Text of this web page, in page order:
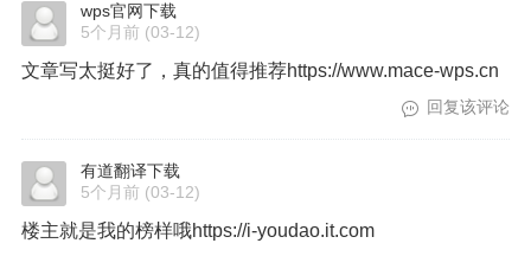
wps官网下载
5个月前 (03-12)
文章写太挺好了，真的值得推荐https://www.mace-wps.cn
回复该评论
有道翻译下载
5个月前 (03-12)
楼主就是我的榜样哦https://i-youdao.it.com